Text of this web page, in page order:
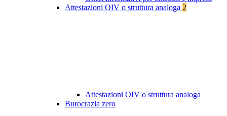
Attestazioni OIV o struttura analoga 2
Attestazioni OIV o struttura analoga
Burocrazia zero